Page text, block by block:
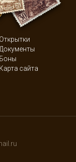
Открытки
Документы
Боны
Карта сайта